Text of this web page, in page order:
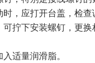
，应打开台盖，检
拧下安装螺钉，更
适量润滑脂。